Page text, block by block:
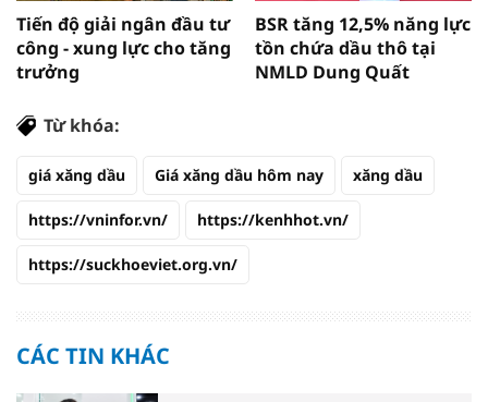
Tiến độ giải ngân đầu tư
công - xung lực cho tăng
trưởng
BSR tăng 12,5% năng lực
tồn chứa dầu thô tại
NMLD Dung Quất
Từ khóa:
giá xăng dầu Giá xăng dầu hôm nay xăng dầu
https://vninfor.vn/ https://kenhhot.vn/
https://suckhoeviet.org.vn/
CÁC TIN KHÁC